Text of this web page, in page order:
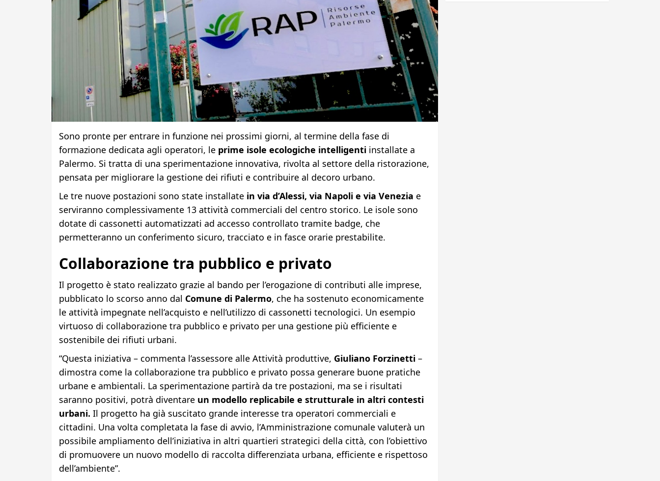
Sono pronte per entrare in funzione nei prossimi giorni, al termine della fase di
formazione dedicata agli operatori, le prime isole ecologiche intelligentiinstallate a
Palermo. Si tratta di una sperimentazione innovativa, rivolta al settore della ristorazione,
pensata per migliorare la gestione dei rifiuti e contribuire al decoro urbano.
Le tre nuove postazioni sono state installate in via d’Alessi, via Napoli e via Venezia e
serviranno complessivamente 13 attività commerciali del centro storico. Le isole sono
dotate di cassonetti automatizzati ad accesso controllato tramite badge, che
permetteranno un conferimento sicuro, tracciato e in fasce orarie prestabilite.
Collaborazione tra pubblico e privato
Il progetto è stato realizzato grazie al bando per l’erogazione di contributi alle imprese,
pubblicato lo scorso anno dal Comune di Palermo, che ha sostenuto economicamente
le attività impegnate nell’acquisto e nell’utilizzo di cassonetti tecnologici. Un esempio
virtuoso di collaborazione tra pubblico e privato per una gestione più efficiente e
sostenibile dei rifiuti urbani.
“Questa iniziativa – commenta l’assessore alle Attività produttive, Giuliano Forzinetti–
dimostra come la collaborazione tra pubblico e privato possa generare buone pratiche
urbane e ambientali. La sperimentazione partirà da tre postazioni, ma se i risultati
saranno positivi, potrà diventareun modello replicabile e strutturale in altri contesti
urbani. Il progetto ha già suscitato grande interesse tra operatori commerciali e
cittadini. Una volta completata la fase di avvio, l’Amministrazione comunale valuterà un
possibile ampliamento dell’iniziativa in altri quartieri strategici della città, con l’obiettivo
di promuovere un nuovo modello di raccolta differenziata urbana, efficiente e rispettoso
dell’ambiente”.